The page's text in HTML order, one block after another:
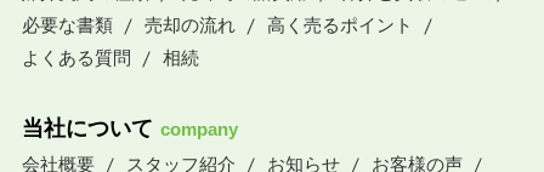
必要な書類
売却の流れ
高く売るポイント
よくある質問
相続
当社について company
会社概要
スタッフ紹介 お知らせ
お客様の声